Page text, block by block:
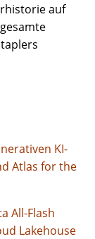
auf
KI-
Atlas for the
All-Flash
Lakehouse